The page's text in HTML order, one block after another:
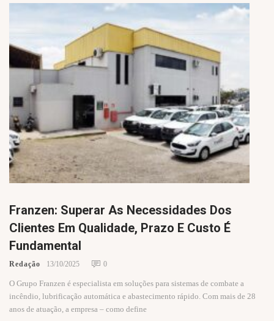
Franzen: Superar As Necessidades Dos
Clientes Em Qualidade, Prazo E Custo É
Fundamental
Redação 13/10/2025 0
O Grupo Franzen é especialista em soluções para sistemas de combate a
incêndio, lubrificação automática e abastecimento rápido. Com mais de 28
anos de atuação, a empresa – como define